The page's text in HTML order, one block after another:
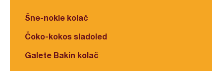
Šne-nokle kolač
Čoko-kokos sladoled
Galete Bakin kolač